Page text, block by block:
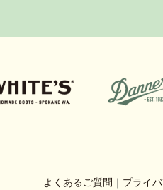
よくあるご質問 プライ